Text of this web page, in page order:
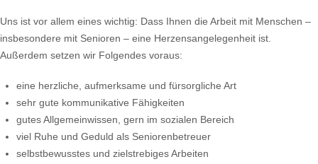
Uns ist vor allem eines wichtig: Dass Ihnen die Arbeit mit Menschen –
insbesondere mit Senioren – eine Herzensangelegenheit ist.
Außerdem setzen wir Folgendes voraus:
eine herzliche, aufmerksame und fürsorgliche Art
sehr gute kommunikative Fähigkeiten
gutes Allgemeinwissen, gern im sozialen Bereich
viel Ruhe und Geduld als Seniorenbetreuer
selbstbewusstes und zielstrebiges Arbeiten